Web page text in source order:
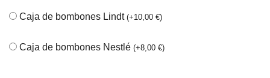
Caja de bombones Lindt (+10,00 €)
Caja de bombones Nestlé (+8,00 €)